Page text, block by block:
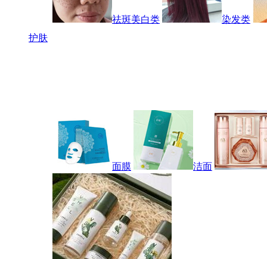
祛斑美白类
染发类
护肤
面膜 洁面